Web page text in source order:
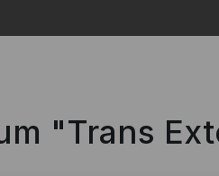
"Trans